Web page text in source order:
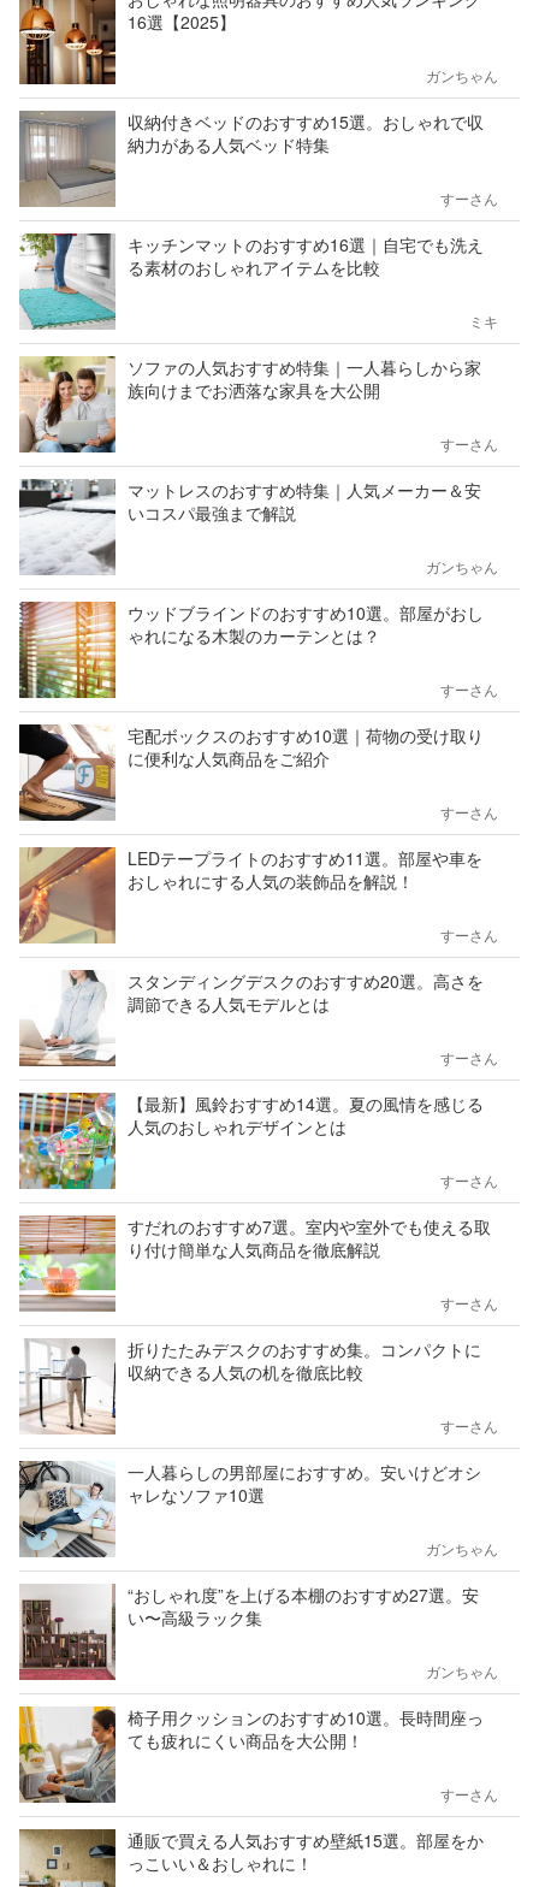
16選【2025】
ガンちゃん
収納付きベッドのおすすめ15選。おしゃれで収
納力がある人気ベッド特集
すーさん
キッチンマットのおすすめ16選｜自宅でも洗え
る素材のおしゃれアイテムを比較
ミキ
ソファの人気おすすめ特集｜一人暮らしから家
族向けまでお洒落な家具を大公開
すーさん
マットレスのおすすめ特集｜人気メーカー＆安
いコスパ最強まで解説
ガンちゃん
ウッドブラインドのおすすめ10選。部屋がおし
ゃれになる木製のカーテンとは？
すーさん
宅配ボックスのおすすめ10選｜荷物の受け取り
に便利な人気商品をご紹介
すーさん
LEDテープライトのおすすめ11選。部屋や車を
おしゃれにする人気の装飾品を解説！
すーさん
スタンディングデスクのおすすめ20選。高さを
調節できる人気モデルとは
すーさん
【最新】風鈴おすすめ14選。夏の風情を感じる
人気のおしゃれデザインとは
すーさん
すだれのおすすめ7選。室内や室外でも使える取
り付け簡単な人気商品を徹底解説
すーさん
折りたたみデスクのおすすめ集。コンパクトに
収納できる人気の机を徹底比較
すーさん
一人暮らしの男部屋におすすめ。安いけどオシ
ャレなソファ10選
ガンちゃん
“おしゃれ度”を上げる本棚のおすすめ27選。安
い〜高級ラック集
ガンちゃん
椅子用クッションのおすすめ10選。長時間座っ
ても疲れにくい商品を大公開！
すーさん
通販で買える人気おすすめ壁紙15選。部屋をか
っこいい＆おしゃれに！